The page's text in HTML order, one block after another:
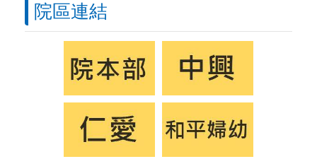
院區連結